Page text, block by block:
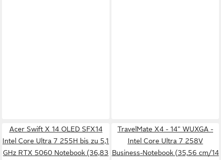
Acer Swift X 14 OLED SFX14
Intel Core Ultra 7 255H bis zu 5,1
GHz RTX 5060 Notebook (36,83
TravelMate X4 - 14" WUXGA -
Intel Core Ultra 7 258V
Business-Notebook (35,56 cm/14